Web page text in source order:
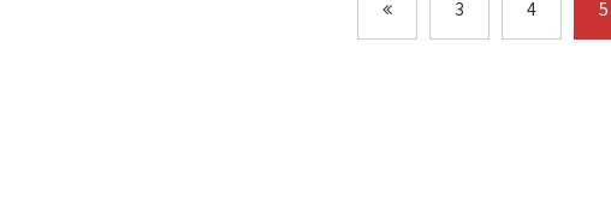
3 4 5